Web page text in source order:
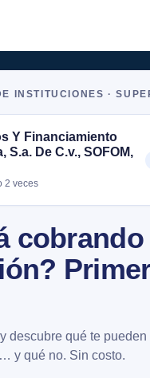
INSTITUCIONES ·
Y Financiamiento
S.a. De C.v., SOFOM,
2 veces
descubre qué te pueden
y qué no. Sin costo.